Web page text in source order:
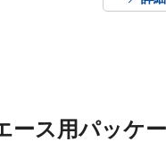
ース用パッケ